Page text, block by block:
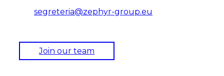
segreteria@zephyr-group.eu
Join our team